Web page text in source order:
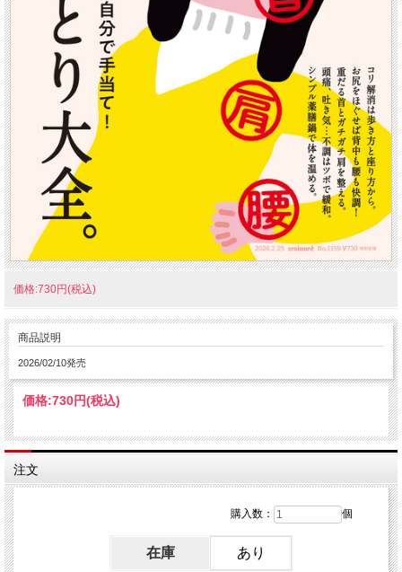
価格:730円(税込)
商品説明
2026/02/10発売
価格:730円(税込)
注文
購入数： 個
在庫 あり